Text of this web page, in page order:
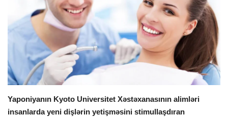
İDMAN
DÜNYA
MARAQLI
SAĞLAMLIQ
Yaponiyanın Kyoto Universitet Xəstəxanasının alimləri
insanlarda yeni dişlərin yetişməsini stimullaşdıran